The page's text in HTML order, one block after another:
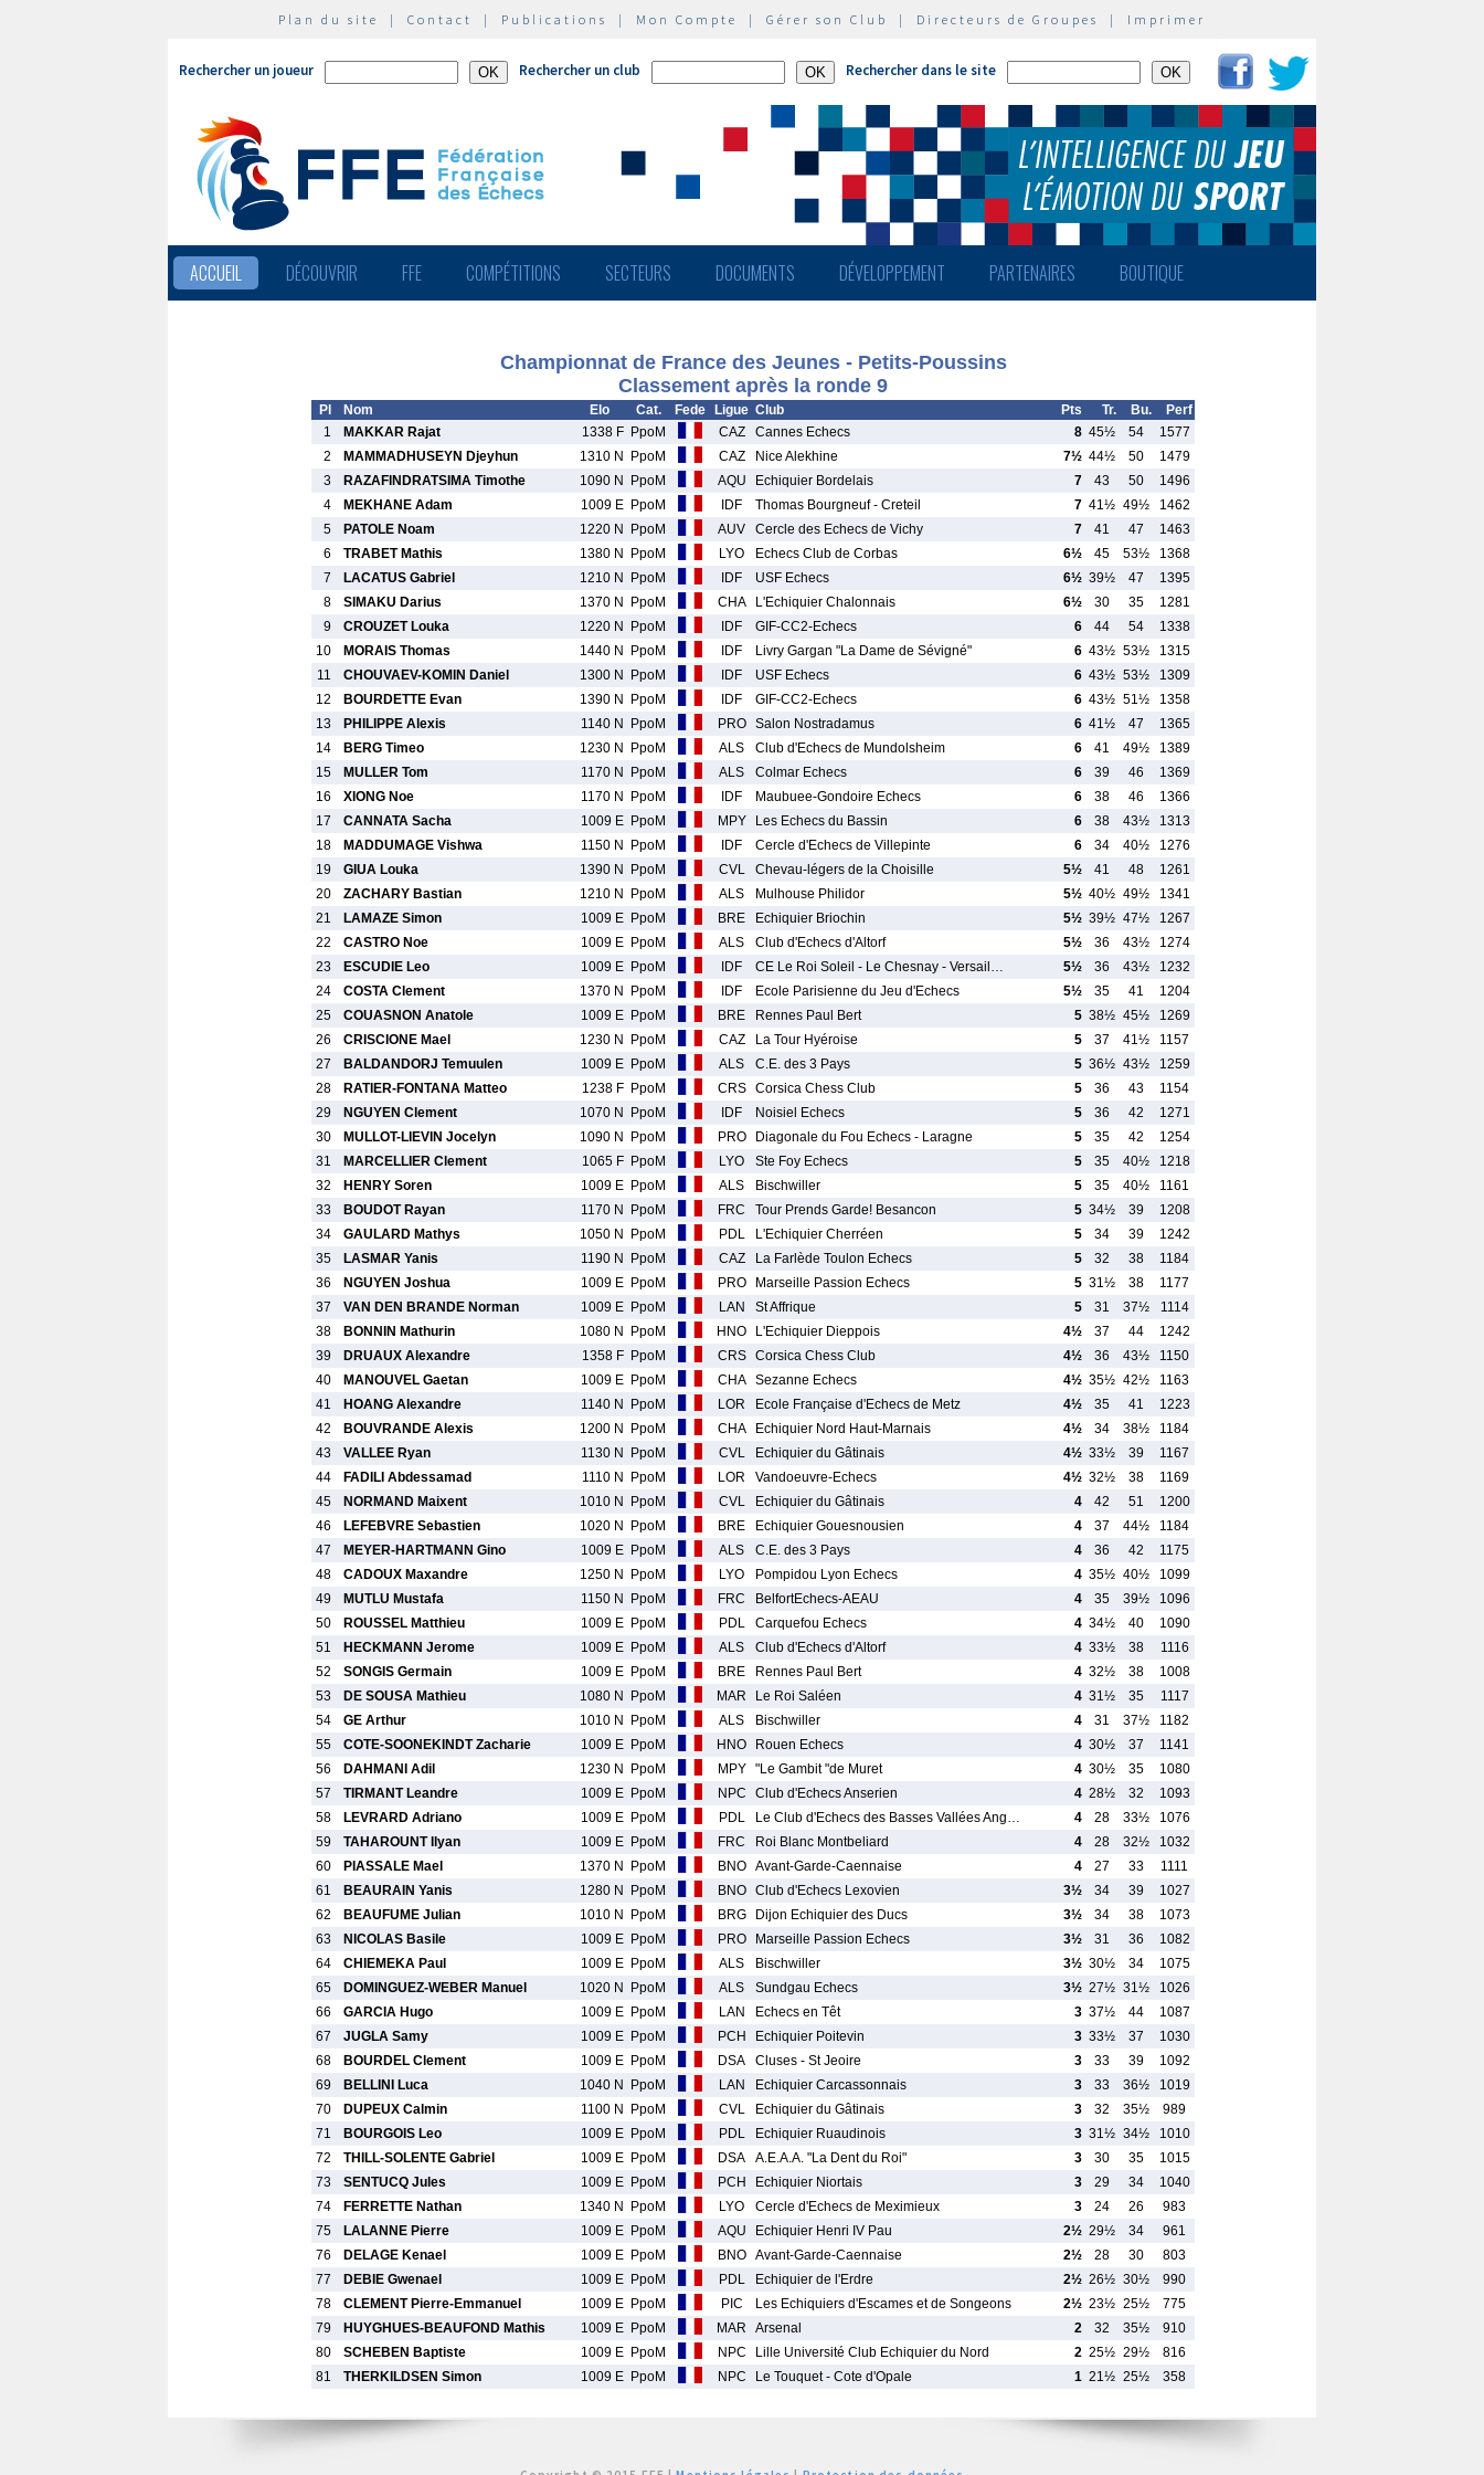
Plan du site | Contact | Publications | Mon Compte | Gérer son Club | Directeurs de Groupes | Imprimer
Rechercher un joueur Rechercher un club Rechercher dans le site
ACCUEIL DÉCOUVRIR FFE COMPÉTITIONS SECTEURS DOCUMENTS DÉVELOPPEMENT PARTENAIRES BOUTIQUE
Championnat de France des Jeunes - Petits-Poussins
Classement après la ronde 9
Pl Nom Elo Cat. Fede Ligue Club Pts Tr. Bu.
Perf
1
MAKKAR Rajat 1338 F PpoM CAZ Cannes Echecs 8 45½ 54
1577
2
MAMMADHUSEYN Djeyhun 1310 N PpoM CAZ Nice Alekhine 7½ 44½ 50
1479
3
RAZAFINDRATSIMA Timothe 1090 N PpoM AQU Echiquier Bordelais 7 43 50
1496
4
MEKHANE Adam 1009 E PpoM IDF Thomas Bourgneuf - Creteil 7 41½ 49½
1462
5
PATOLE Noam 1220 N PpoM AUV Cercle des Echecs de Vichy 7 41 47
1463
6
TRABET Mathis 1380 N PpoM LYO Echecs Club de Corbas 6½ 45 53½
1368
7
LACATUS Gabriel 1210 N PpoM IDF USF Echecs 6½ 39½ 47
1395
8
SIMAKU Darius 1370 N PpoM CHA L'Echiquier Chalonnais 6½ 30 35
1281
9
CROUZET Louka 1220 N PpoM IDF GIF-CC2-Echecs 6 44 54
1338
10
MORAIS Thomas 1440 N PpoM IDF Livry Gargan "La Dame de Sévigné" 6 43½ 53½
1315
11
CHOUVAEV-KOMIN Daniel 1300 N PpoM IDF USF Echecs 6 43½ 53½
1309
12
BOURDETTE Evan 1390 N PpoM IDF GIF-CC2-Echecs 6 43½ 51½
1358
13
PHILIPPE Alexis 1140 N PpoM PRO Salon Nostradamus 6 41½ 47
1365
14
BERG Timeo 1230 N PpoM ALS Club d'Echecs de Mundolsheim 6 41 49½
1389
15
MULLER Tom 1170 N PpoM ALS Colmar Echecs 6 39 46
1369
16
XIONG Noe 1170 N PpoM IDF Maubuee-Gondoire Echecs 6 38 46
1366
17
CANNATA Sacha 1009 E PpoM MPY Les Echecs du Bassin 6 38 43½
1313
18
MADDUMAGE Vishwa 1150 N PpoM IDF Cercle d'Echecs de Villepinte 6 34 40½
1276
19
GIUA Louka 1390 N PpoM CVL Chevau-légers de la Choisille 5½ 41 48
1261
20
ZACHARY Bastian 1210 N PpoM ALS Mulhouse Philidor 5½ 40½ 49½
1341
21
LAMAZE Simon 1009 E PpoM BRE Echiquier Briochin 5½ 39½ 47½
1267
22
CASTRO Noe 1009 E PpoM ALS Club d'Echecs d'Altorf 5½ 36 43½
1274
23
ESCUDIE Leo 1009 E PpoM IDF CE Le Roi Soleil - Le Chesnay - Versail… 5½ 36 43½
1232
24
COSTA Clement 1370 N PpoM IDF Ecole Parisienne du Jeu d'Echecs 5½ 35 41
1204
25
COUASNON Anatole 1009 E PpoM BRE Rennes Paul Bert 5 38½ 45½
1269
26
CRISCIONE Mael 1230 N PpoM CAZ La Tour Hyéroise 5 37 41½
1157
27
BALDANDORJ Temuulen 1009 E PpoM ALS C.E. des 3 Pays 5 36½ 43½
1259
28
RATIER-FONTANA Matteo 1238 F PpoM CRS Corsica Chess Club 5 36 43
1154
29
NGUYEN Clement 1070 N PpoM IDF Noisiel Echecs 5 36 42
1271
30
MULLOT-LIEVIN Jocelyn 1090 N PpoM PRO Diagonale du Fou Echecs - Laragne 5 35 42
1254
31
MARCELLIER Clement 1065 F PpoM LYO Ste Foy Echecs 5 35 40½
1218
32
HENRY Soren 1009 E PpoM ALS Bischwiller 5 35 40½
1161
33
BOUDOT Rayan 1170 N PpoM FRC Tour Prends Garde! Besancon 5 34½ 39
1208
34
GAULARD Mathys 1050 N PpoM PDL L'Echiquier Cherréen 5 34 39
1242
35
LASMAR Yanis 1190 N PpoM CAZ La Farlède Toulon Echecs 5 32 38
1184
36
NGUYEN Joshua 1009 E PpoM PRO Marseille Passion Echecs 5 31½ 38
1177
37
VAN DEN BRANDE Norman 1009 E PpoM LAN St Affrique 5 31 37½
1114
38
BONNIN Mathurin 1080 N PpoM HNO L'Echiquier Dieppois 4½ 37 44
1242
39
DRUAUX Alexandre 1358 F PpoM CRS Corsica Chess Club 4½ 36 43½
1150
40
MANOUVEL Gaetan 1009 E PpoM CHA Sezanne Echecs 4½ 35½ 42½
1163
41
HOANG Alexandre 1140 N PpoM LOR Ecole Française d'Echecs de Metz 4½ 35 41
1223
42
BOUVRANDE Alexis 1200 N PpoM CHA Echiquier Nord Haut-Marnais 4½ 34 38½
1184
43
VALLEE Ryan 1130 N PpoM CVL Echiquier du Gâtinais 4½ 33½ 39
1167
44
FADILI Abdessamad 1110 N PpoM LOR Vandoeuvre-Echecs 4½ 32½ 38
1169
45
NORMAND Maixent 1010 N PpoM CVL Echiquier du Gâtinais 4 42 51
1200
46
LEFEBVRE Sebastien 1020 N PpoM BRE Echiquier Gouesnousien 4 37 44½
1184
47
MEYER-HARTMANN Gino 1009 E PpoM ALS C.E. des 3 Pays 4 36 42
1175
48
CADOUX Maxandre 1250 N PpoM LYO Pompidou Lyon Echecs 4 35½ 40½
1099
49
MUTLU Mustafa 1150 N PpoM FRC BelfortEchecs-AEAU 4 35 39½
1096
50
ROUSSEL Matthieu 1009 E PpoM PDL Carquefou Echecs 4 34½ 40
1090
51
HECKMANN Jerome 1009 E PpoM ALS Club d'Echecs d'Altorf 4 33½ 38
1116
52
SONGIS Germain 1009 E PpoM BRE Rennes Paul Bert 4 32½ 38
1008
53
DE SOUSA Mathieu 1080 N PpoM MAR Le Roi Saléen 4 31½ 35
1117
54
GE Arthur 1010 N PpoM ALS Bischwiller 4 31 37½
1182
55
COTE-SOONEKINDT Zacharie 1009 E PpoM HNO Rouen Echecs 4 30½ 37
1141
56
DAHMANI Adil 1230 N PpoM MPY "Le Gambit "de Muret 4 30½ 35
1080
57
TIRMANT Leandre 1009 E PpoM NPC Club d'Echecs Anserien 4 28½ 32
1093
58
LEVRARD Adriano 1009 E PpoM PDL Le Club d'Echecs des Basses Vallées Ang… 4 28 33½
1076
59
TAHAROUNT Ilyan 1009 E PpoM FRC Roi Blanc Montbeliard 4 28 32½
1032
60
PIASSALE Mael 1370 N PpoM BNO Avant-Garde-Caennaise 4 27 33
1111
61
BEAURAIN Yanis 1280 N PpoM BNO Club d'Echecs Lexovien 3½ 34 39
1027
62
BEAUFUME Julian 1010 N PpoM BRG Dijon Echiquier des Ducs 3½ 34 38
1073
63
NICOLAS Basile 1009 E PpoM PRO Marseille Passion Echecs 3½ 31 36
1082
64
CHIEMEKA Paul 1009 E PpoM ALS Bischwiller 3½ 30½ 34
1075
65
DOMINGUEZ-WEBER Manuel 1020 N PpoM ALS Sundgau Echecs 3½ 27½ 31½
1026
66
GARCIA Hugo 1009 E PpoM LAN Echecs en Têt 3 37½ 44
1087
67
JUGLA Samy 1009 E PpoM PCH Echiquier Poitevin 3 33½ 37
1030
68
BOURDEL Clement 1009 E PpoM DSA Cluses - St Jeoire 3 33 39
1092
69
BELLINI Luca 1040 N PpoM LAN Echiquier Carcassonnais 3 33 36½
1019
70
DUPEUX Calmin 1100 N PpoM CVL Echiquier du Gâtinais 3 32 35½
989
71
BOURGOIS Leo 1009 E PpoM PDL Echiquier Ruaudinois 3 31½ 34½
1010
72
THILL-SOLENTE Gabriel 1009 E PpoM DSA A.E.A.A. "La Dent du Roi" 3 30 35
1015
73
SENTUCQ Jules 1009 E PpoM PCH Echiquier Niortais 3 29 34
1040
74
FERRETTE Nathan 1340 N PpoM LYO Cercle d'Echecs de Meximieux 3 24 26
983
75
LALANNE Pierre 1009 E PpoM AQU Echiquier Henri IV Pau 2½ 29½ 34
961
76
DELAGE Kenael 1009 E PpoM BNO Avant-Garde-Caennaise 2½ 28 30
803
77
DEBIE Gwenael 1009 E PpoM PDL Echiquier de l'Erdre 2½ 26½ 30½
990
78
CLEMENT Pierre-Emmanuel 1009 E PpoM PIC Les Echiquiers d'Escames et de Songeons 2½ 23½ 25½
775
79
HUYGHUES-BEAUFOND Mathis 1009 E PpoM MAR Arsenal 2 32 35½
910
80
SCHEBEN Baptiste 1009 E PpoM NPC Lille Université Club Echiquier du Nord 2 25½ 29½
816
81
THERKILDSEN Simon 1009 E PpoM NPC Le Touquet - Cote d'Opale 1 21½ 25½ 358